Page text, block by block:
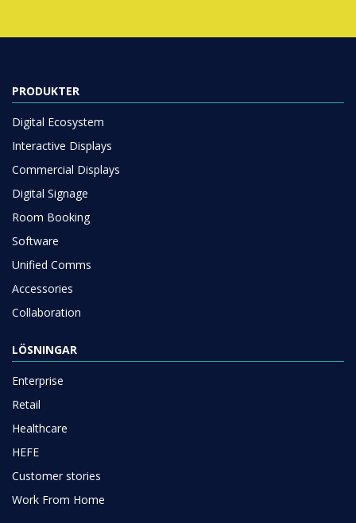
PRODUKTER
Digital Ecosystem
Interactive Displays
Commercial Displays
Digital Signage
Room Booking
Software
Unified Comms
Accessories
Collaboration
LÖSNINGAR
Enterprise
Retail
Healthcare
HEFE
Customer stories
Work From Home